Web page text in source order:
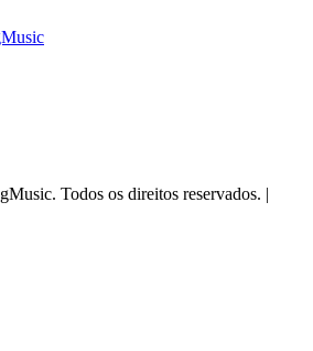
Todos os direitos reservados. |